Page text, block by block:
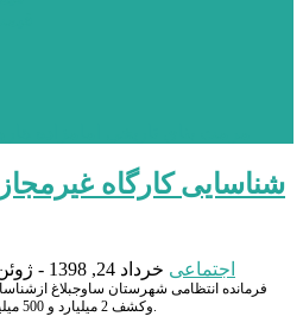
شناسایی کارگاه
اجتماعی خرداد 24, 1398 - ژوئن 14, 2019
فرمانده انتظامی شهرستان ساوجبلاغ
وکشف 2 میلیارد و 500 میلیون ریال مواد اولیه قاچاق از آن خبرداد.